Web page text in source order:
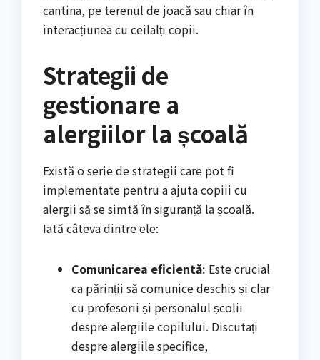
cantina, pe terenul de joacă sau chiar în
interacțiunea cu ceilalți copii.
Strategii de
gestionare a
alergiilor la școală
Există o serie de strategii care pot fi
implementate pentru a ajuta copiii cu
alergii să se simtă în siguranță la școală.
Iată câteva dintre ele:
Comunicarea eficientă: Este crucial
ca părinții să comunice deschis și clar
cu profesorii și personalul școlii
despre alergiile copilului. Discutați
despre alergiile specifice,